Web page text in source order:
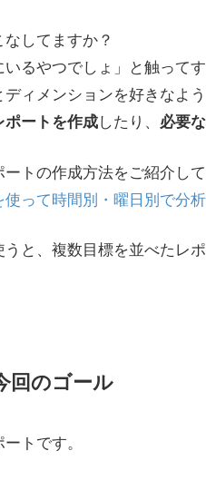
してますか？
いるやつでしょ」と触って
ィメンションを好きなよう
ートを作成したり、 必要
トの作成方法をご紹介し
って時間別・曜日別で分
と、複数目標を並べたレ
回のゴール
トです。